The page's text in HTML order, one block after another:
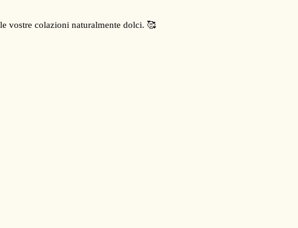
vostre colazioni naturalmente dolci. 🥰